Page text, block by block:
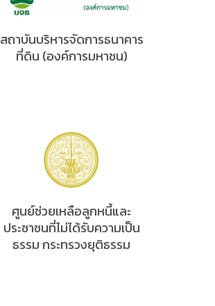
สถาบันบริหารจัดการธนาคาร
ที่ดิน (องค์การมหาชน)
ศูนย์ช่วยเหลือลูกหนี้และ
ประชาชนที่ไม่ได้รับความเป็น
ธรรม กระทรวงยุติธรรม